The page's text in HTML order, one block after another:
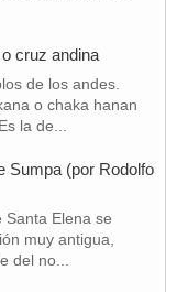
cruz andina
de los andes.
o chaka hanan
la de...
Sumpa (por Rodolfo
Santa Elena se
muy antigua,
del no...